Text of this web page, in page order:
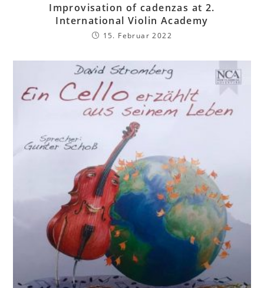
Improvisation of cadenzas at 2.
International Violin Academy
15. Februar 2022